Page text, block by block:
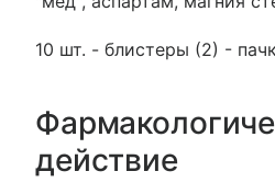
10 шт. - блистеры (2) -
действие